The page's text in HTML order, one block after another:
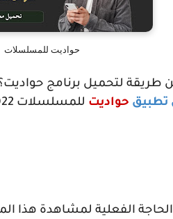
حواديت للمسلسلات
لتحميل برنامج
تطبيق حواديت للمسلسلات 2022 بكل سهولة وبروابط مباشرة وسريعة.
الحاجة الفعلية لمشاهدة هذا